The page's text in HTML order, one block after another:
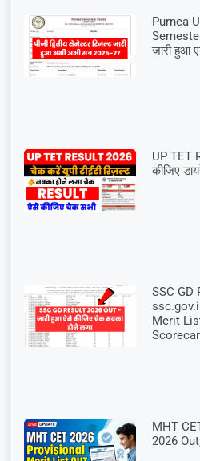
Purnea
जारी हुआ
UP TET
कीजिए
SSC GD
Merit
MHT
2026